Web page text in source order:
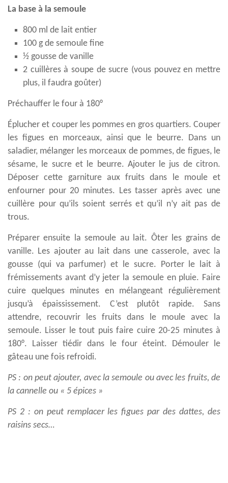
La base à la semoule
800 ml de lait entier
100 g de semoule fine
½ gousse de vanille
2 cuillères à soupe de sucre (vous pouvez en mettre
plus, il faudra goûter)
Préchauffer le four à 180°
Éplucher et couper les pommes en gros quartiers. Couper
les figues en morceaux, ainsi que le beurre. Dans un
saladier, mélanger les morceaux de pommes, de figues, le
sésame, le sucre et le beurre. Ajouter le jus de citron.
Déposer cette garniture aux fruits dans le moule et
enfourner pour 20 minutes. Les tasser après avec une
cuillère pour qu’ils soient serrés et qu’il n’y ait pas de
trous.
Préparer ensuite la semoule au lait. Ôter les grains de
vanille. Les ajouter au lait dans une casserole, avec la
gousse (qui va parfumer) et le sucre. Porter le lait à
frémissements avant d’y jeter la semoule en pluie. Faire
cuire quelques minutes en mélangeant régulièrement
jusqu’à épaississement. C’est plutôt rapide. Sans
attendre, recouvrir les fruits dans le moule avec la
semoule. Lisser le tout puis faire cuire 20-25 minutes à
180°. Laisser tiédir dans le four éteint. Démouler le
gâteau une fois refroidi.
PS : on peut ajouter, avec la semoule ou avec les fruits, de
la cannelle ou « 5 épices »
PS 2 : on peut remplacer les figues par des dattes, des
raisins secs…